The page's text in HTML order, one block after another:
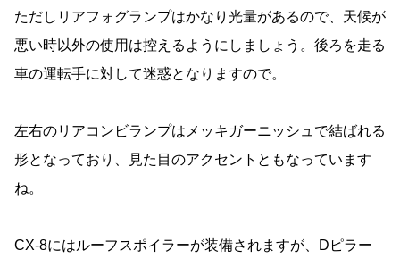
ただしリアフォグランプはかなり光量があるので、天候が
悪い時以外の使用は控えるようにしましょう。後ろを走る
車の運転手に対して迷惑となりますので。
左右のリアコンビランプはメッキガーニッシュで結ばれる
形となっており、見た目のアクセントともなっています
ね。
CX-8にはルーフスポイラーが装備されますが、Dピラー